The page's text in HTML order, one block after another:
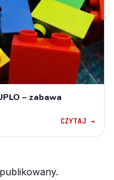
– zabawa
CZYTAJ →